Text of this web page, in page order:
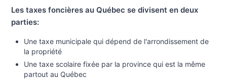
Les taxes foncières au Québec se divisent en deux
parties:
Une taxe municipale qui dépend de l'arrondissement de
la propriété
Une taxe scolaire fixée par la province qui est la même
partout au Québec